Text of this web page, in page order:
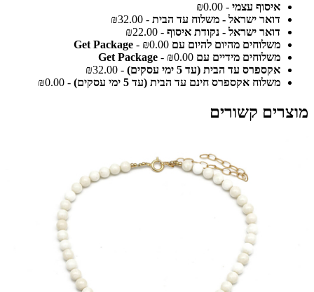
איסוף עצמי - ₪0.00
דואר ישראל - משלוח עד הבית - ₪32.00
דואר ישראל - נקודת איסוף - ₪22.00
משלוחים מהיום להיום עם Get Package - ₪0.00
משלוחים מידיים עם Get Package - ₪0.00
אקספרס עד הבית (עד 5 ימי עסקים)
- ₪32.00
משלוח אקספרס חינם עד הבית (עד 5 ימי עסקים)
- ₪0.00
מוצרים קשורים